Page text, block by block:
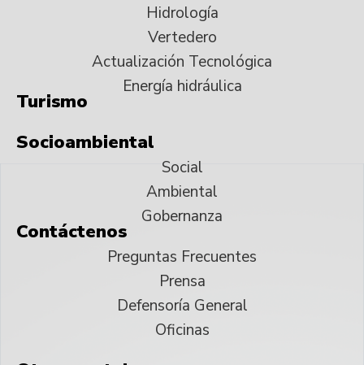
Hidrología
Vertedero
Actualización Tecnológica
Energía hidráulica
Turismo
Socioambiental
Social
Ambiental
Gobernanza
Contáctenos
Preguntas Frecuentes
Prensa
Defensoría General
Oficinas